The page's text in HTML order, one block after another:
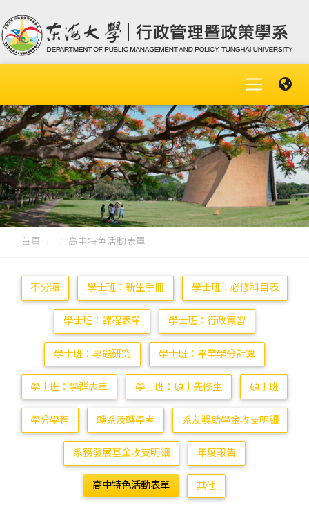
首頁 高中特色活動表單
不分類 學士班：新生手冊 學士班：必修科目表
學士班：課程表單 學士班：行政實習
學士班：專題研究 學士班：畢業學分計算
學士班：學群表單 學士班：碩士先修生 碩士班
學分學程 轉系及轉學考 系友獎助學金收支明細
系務發展基金收支明細 年度報告
高中特色活動表單 其他